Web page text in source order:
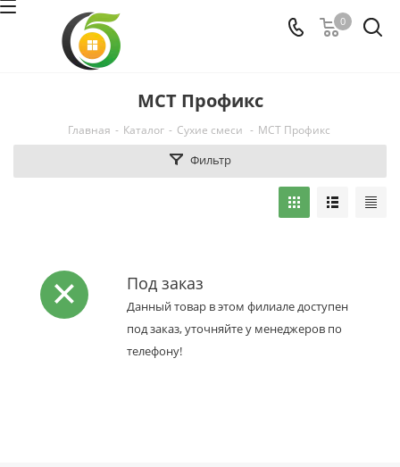
0
МСТ Профикс
Главная - Каталог - Сухие смеси - МСТ Профикс
Фильтр
Под заказ
Данный товар в этом филиале доступен
под заказ, уточняйте у менеджеров по
телефону!